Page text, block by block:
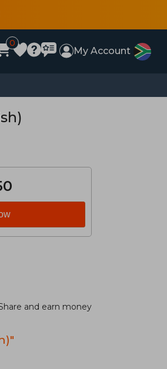
0
My Account
and earn money